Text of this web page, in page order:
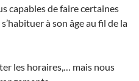
capables de faire certaines
à son âge au fil de la
les horaires,… mais nous